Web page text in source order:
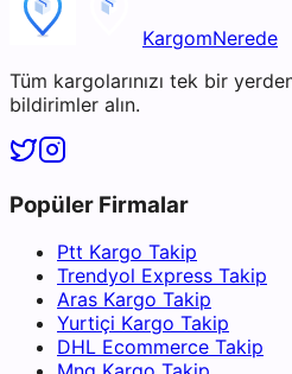
KargomNerede
Tüm kargolarınızı tek bir
bildirimler alın.
Popüler Firmalar
Ptt Kargo Takip
Trendyol Express Takip
Aras Kargo Takip
Yurtiçi Kargo Takip
DHL Ecommerce Takip